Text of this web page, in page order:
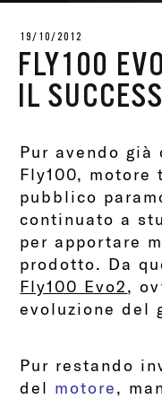
19/10/2012
FLY100
IL
Pur avendo
Fly100,
pubblico
continuato a
per apportare
prodotto. Da
Fly100 Evo2,
evoluzione del
Pur restando
del motore,